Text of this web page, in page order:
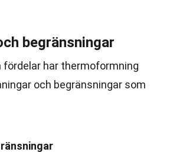
begränsningar
fördelar har thermoformning
och begränsningar som